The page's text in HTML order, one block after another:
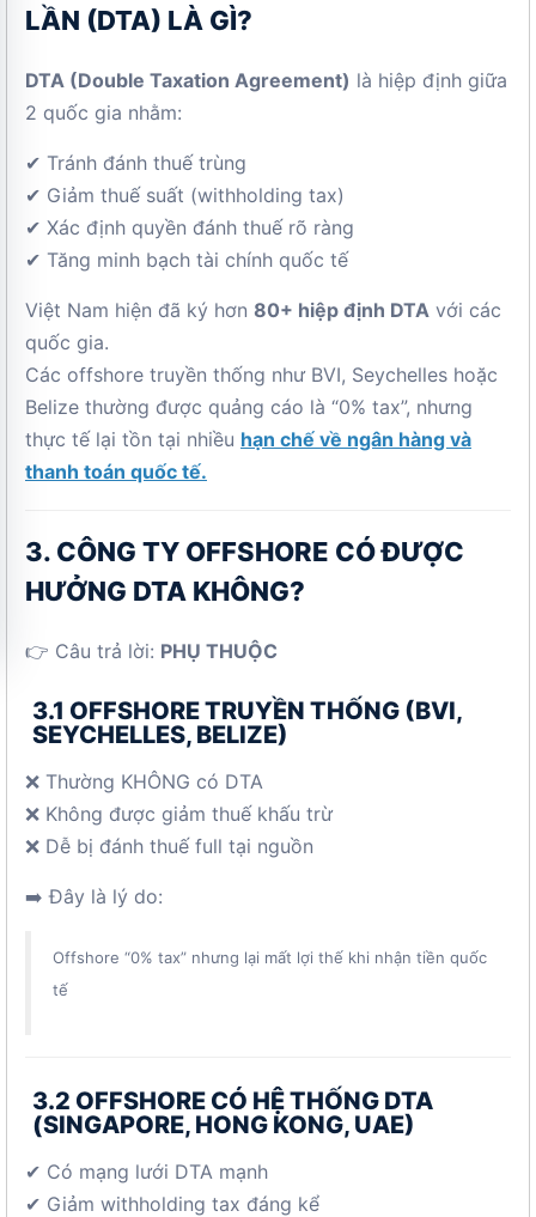
LẦN (DTA) LÀ GÌ?
DTA (Double Taxation Agreement) là hiệp định giữa
2 quốc gia nhằm:
✔ Tránh đánh thuế trùng
✔ Giảm thuế suất (withholding tax)
✔ Xác định quyền đánh thuế rõ ràng
✔ Tăng minh bạch tài chính quốc tế
Việt Nam hiện đã ký hơn 80+ hiệp định DTA với các
quốc gia.
Các offshore truyền thống như BVI, Seychelles hoặc
Belize thường được quảng cáo là “0% tax”, nhưng
thực tế lại tồn tại nhiều hạn chế về ngân hàng và
thanh toán quốc tế.
3. CÔNG TY OFFSHORE CÓ ĐƯỢC
HƯỞNG DTA KHÔNG?
👉 Câu trả lời: PHỤ THUỘC
3.1 OFFSHORE TRUYỀN THỐNG (BVI,
SEYCHELLES, BELIZE)
❌ Thường KHÔNG có DTA
❌ Không được giảm thuế khấu trừ
❌ Dễ bị đánh thuế full tại nguồn
➡️ Đây là lý do:
Offshore “0% tax” nhưng lại mất lợi thế khi nhận tiền quốc
tế
3.2 OFFSHORE CÓ HỆ THỐNG DTA
(SINGAPORE, HONG KONG, UAE)
✔ Có mạng lưới DTA mạnh
✔ Giảm withholding tax đáng kể